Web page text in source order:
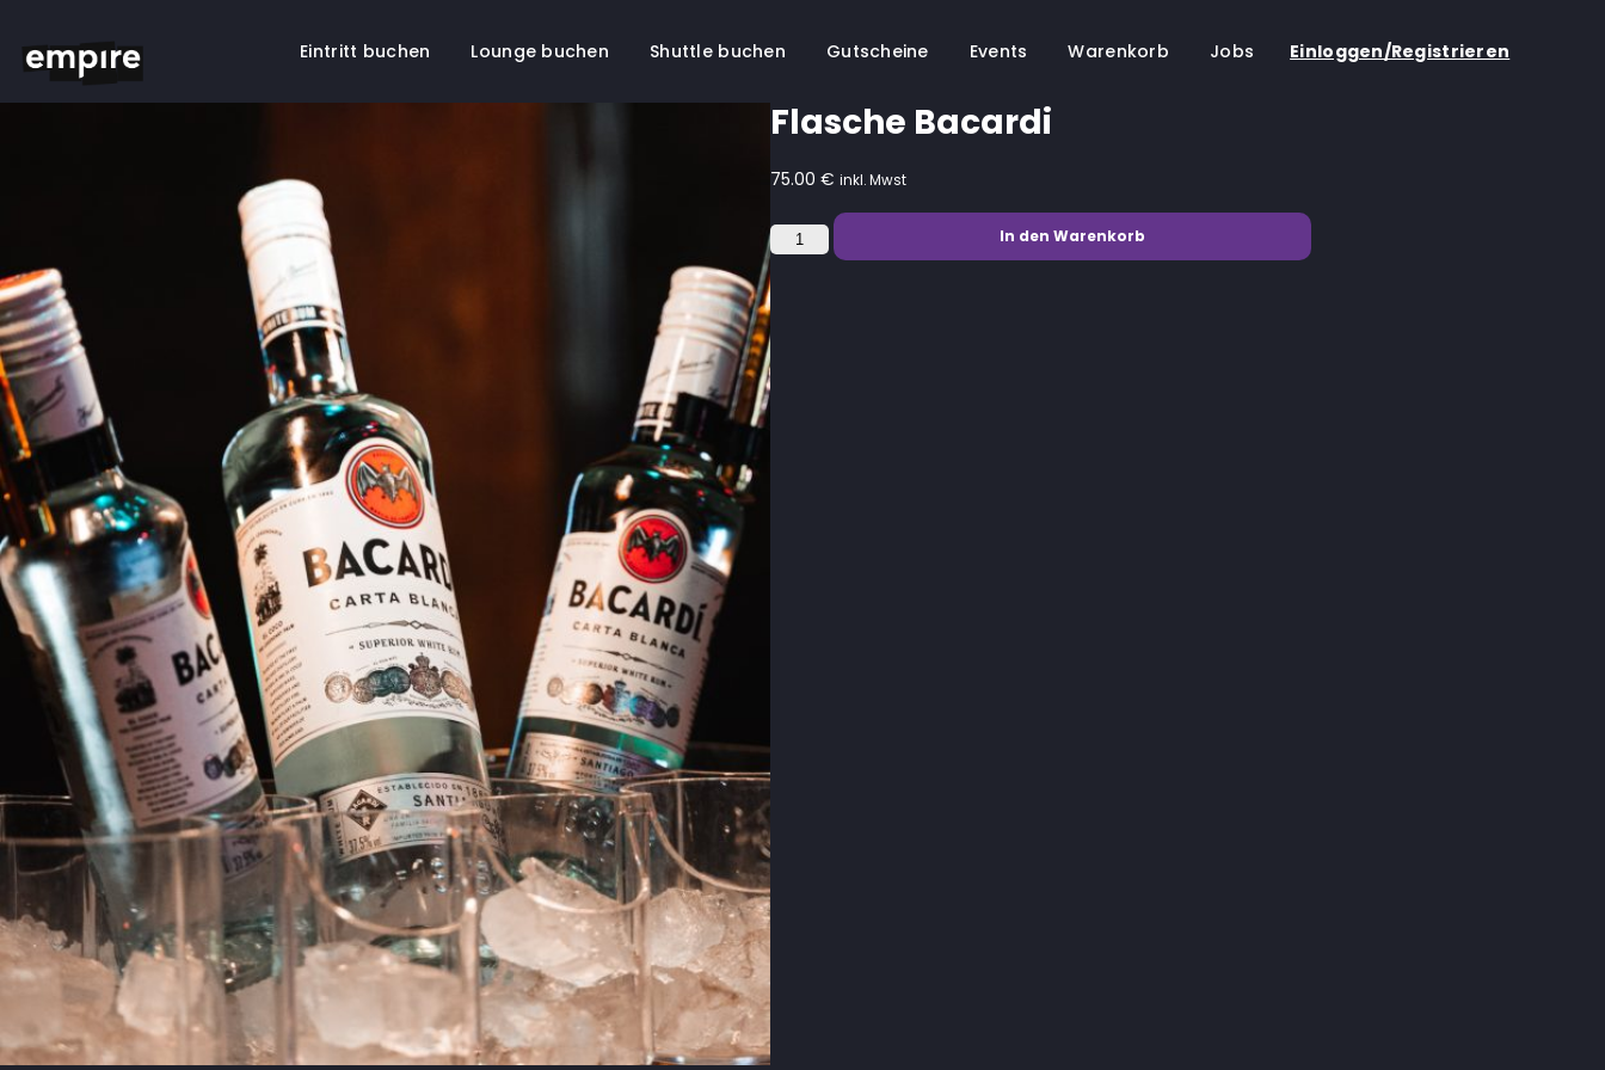
Einloggen/Registrieren
Eintritt buchen Lounge buchen Shuttle buchen Gutscheine Events Warenkorb Jobs
Flasche Bacardi
75.00€ inkl. Mwst
Flasche
Bacardi
Menge
In den Warenkorb